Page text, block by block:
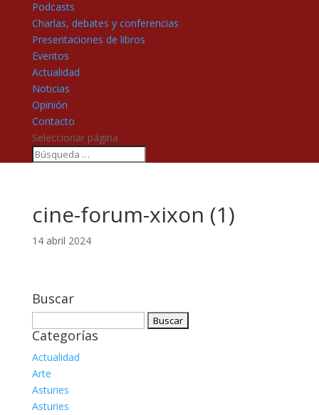
Podcasts
Charlas, debates y conferencias
Presentaciones de libros
Eventos
Actualidad
Noticias
Opinión
Contacto
Seleccionar página
cine-forum-xixon (1)
14 abril 2024
Buscar
Categorías
Actualidad
Arte
Asturies
Asturies